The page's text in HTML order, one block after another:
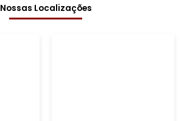
Nossas Localizações